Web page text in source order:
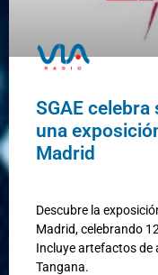
SGAE
una
Madrid
Descubre la
Madrid, celebrando
Incluye artefactos de
Tangana.